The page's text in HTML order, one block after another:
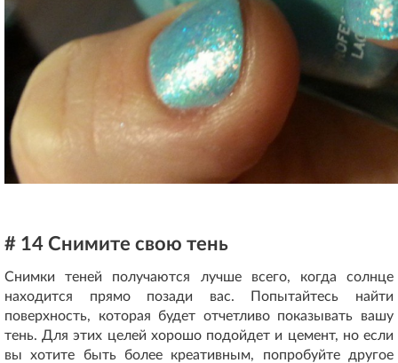
# 14 Снимите свою тень
Снимки теней получаются лучше всего, когда солнце
находится прямо позади вас. Попытайтесь найти
поверхность, которая будет отчетливо показывать вашу
тень. Для этих целей хорошо подойдет и цемент, но если
вы хотите быть более креативным, попробуйте другое